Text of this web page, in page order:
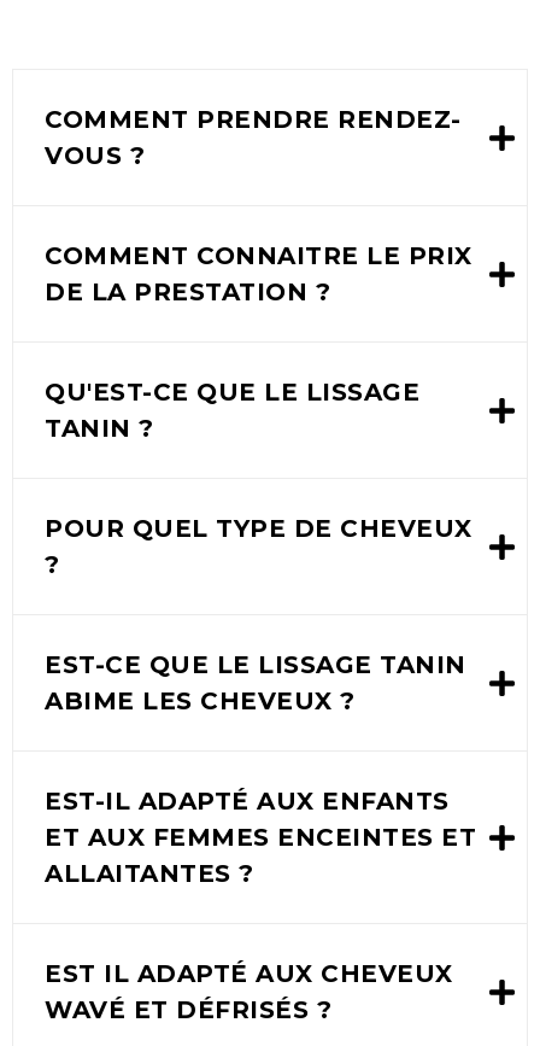
COMMENT PRENDRE RENDEZ-
VOUS ?
COMMENT CONNAITRE LE PRIX
DE LA PRESTATION ?
QU'EST-CE QUE LE LISSAGE
TANIN ?
POUR QUEL TYPE DE CHEVEUX
?
EST-CE QUE LE LISSAGE TANIN
ABIME LES CHEVEUX ?
EST-IL ADAPTÉ AUX ENFANTS
ET AUX FEMMES ENCEINTES ET
ALLAITANTES ?
EST IL ADAPTÉ AUX CHEVEUX
WAVÉ ET DÉFRISÉS ?